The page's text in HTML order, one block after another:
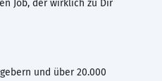
Job, der wirklich zu Dir
und über 20.000